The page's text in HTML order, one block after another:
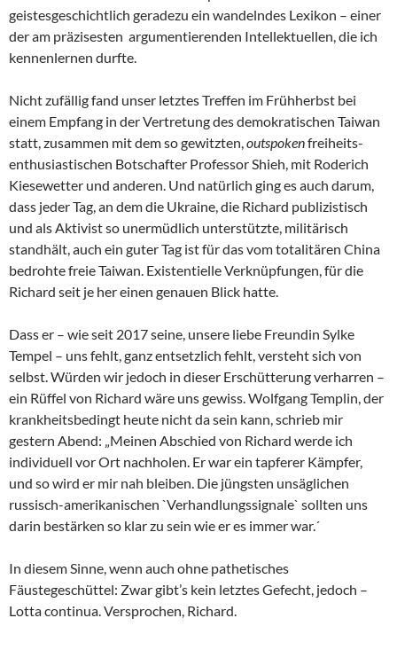
geistesgeschichtlich geradezu ein wandelndes Lexikon – einer
der am präzisesten argumentierenden Intellektuellen, die ich
kennenlernen durfte.
Nicht zufällig fand unser letztes Treffen im Frühherbst bei
einem Empfang in der Vertretung des demokratischen Taiwan
statt, zusammen mit dem so gewitzten,outspokenfreiheits-
enthusiastischen Botschafter Professor Shieh, mit Roderich
Kiesewetter und anderen. Und natürlich ging es auch darum,
dass jeder Tag, an dem die Ukraine, die Richard publizistisch
und als Aktivist so unermüdlich unterstützte, militärisch
standhält, auch ein guter Tag ist für das vom totalitären China
bedrohte freie Taiwan. Existentielle Verknüpfungen, für die
Richard seit je her einen genauen Blick hatte.
Dass er – wie seit 2017 seine, unsere liebe Freundin Sylke
Tempel – uns fehlt, ganz entsetzlich fehlt, versteht sich von
selbst. Würden wir jedoch in dieser Erschütterung verharren –
ein Rüffel von Richard wäre uns gewiss. Wolfgang Templin, der
krankheitsbedingt heute nicht da sein kann, schrieb mir
gestern Abend: „Meinen Abschied von Richard werde ich
individuell vor Ort nachholen. Er war ein tapferer Kämpfer,
und so wird er mir nah bleiben. Die jüngsten unsäglichen
russisch-amerikanischen `Verhandlungssignale` sollten uns
darin bestärken so klar zu sein wie er es immer war.´
In diesem Sinne, wenn auch ohne pathetisches
Fäustegeschüttel: Zwar gibt’s kein letztes Gefecht, jedoch –
Lotta continua. Versprochen, Richard.